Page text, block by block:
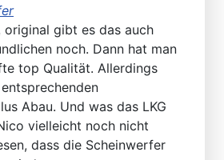
original gibt es das auch
noch. Dann hat man
top Qualität. Allerdings
Abau. Und was das LKG
vielleicht noch nicht
dass die Scheinwerfer